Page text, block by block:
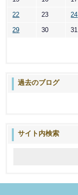
22 23 24
29 30 31
過去のブログ
サイト内検索